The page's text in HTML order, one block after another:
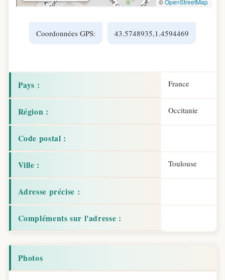
Coordonnées GPS: 43.5748935,1.4594469
Pays : France
Région : Occitanie
Code postal :
Ville : Toulouse
Adresse précise :
Compléments sur l'adresse :
Photos